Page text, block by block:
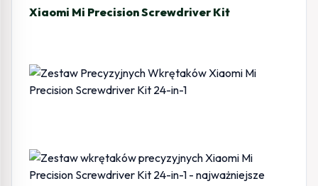
Xiaomi Mi Precision Screwdriver Kit